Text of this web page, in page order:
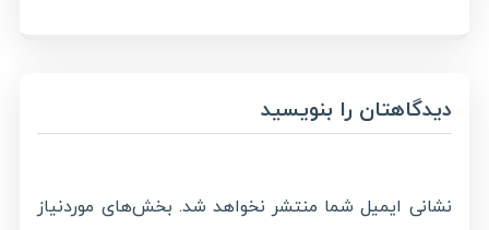
دیدگاهتان را بنویسید
نشانی ایمیل شما منتشر نخواهد شد. بخش‌های موردنیاز